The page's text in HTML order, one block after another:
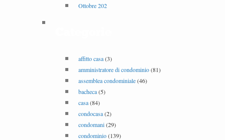
Ottobre 202
affitto casa(3)
amministratore di condominio(81)
assemblea condominiale(46)
bacheca(5)
casa(84)
condocasa(2)
condomani(29)
condominio(139)